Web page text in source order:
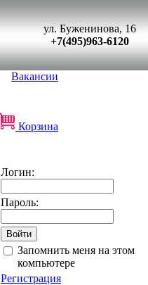
ул. Буженинова, 16
+7(495)963-6120
Вакансии
Корзина
Логин:
Пароль:
Запомнить меня на этом
компьютере
Регистрация